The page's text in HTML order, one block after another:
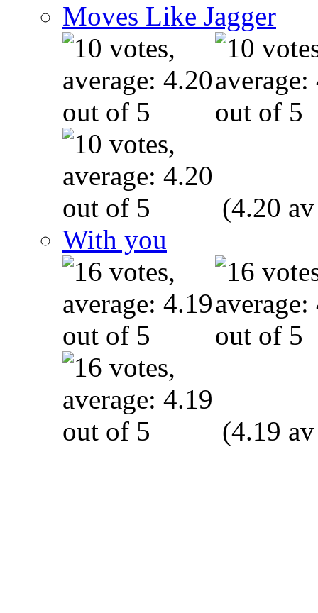
Moves Like Jagger
(4.20
With you
(4.19